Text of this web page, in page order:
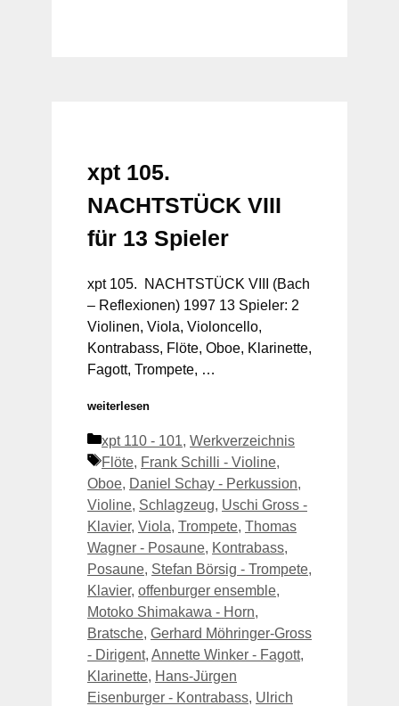
xpt 105.
NACHTSTÜCK VIII
für 13 Spieler
xpt 105. NACHTSTÜCK VIII (Bach
– Reflexionen) 1997 13 Spieler: 2
Violinen, Viola, Violoncello,
Kontrabass, Flöte, Oboe, Klarinette,
Fagott, Trompete, …
weiterlesen
Kategorien
xpt 110 - 101, Werkverzeichnis
Schlagwörter
Flöte, Frank Schilli - Violine,
Oboe, Daniel Schay - Perkussion,
Violine, Schlagzeug, Uschi Gross -
Klavier, Viola, Trompete, Thomas
Wagner - Posaune, Kontrabass,
Posaune, Stefan Börsig - Trompete,
Klavier, offenburger ensemble,
Motoko Shimakawa - Horn,
Bratsche, Gerhard Möhringer-Gross
- Dirigent, Annette Winker - Fagott,
Klarinette, Hans-Jürgen
Eisenburger - Kontrabass, Ulrich